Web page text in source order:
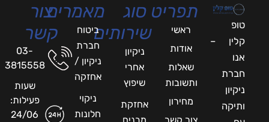
טופ
קלין –
אנו
חברת
ניקיון
ותיקה
תפריט
ראשי
אודות
שאלות
ותשובות
מחירון
סוג
שירותים
ניקיון
אחרי
שיפוץ
אחזקת
מאמרים
ביטוח
חברת
ניקיון /
אחזקה
ניקוי
חלונות
צור
קשר
03-
3815558
שעות
פעילות:
24/06